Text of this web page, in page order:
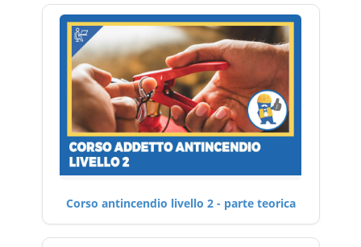
Corso antincendio livello 2 - parte teorica